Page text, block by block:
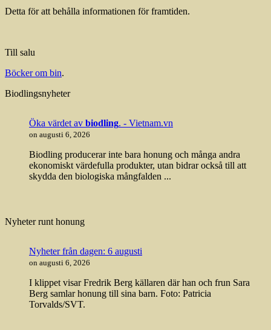
Detta för att behålla informationen för framtiden.
Till salu
Böcker om bin.
Biodlingsnyheter
Öka värdet av biodling. - Vietnam.vn
on augusti 6, 2026
Biodling producerar inte bara honung och många andra
ekonomiskt värdefulla produkter, utan bidrar också till att
skydda den biologiska mångfalden ...
Nyheter runt honung
Nyheter från dagen: 6 augusti
on augusti 6, 2026
I klippet visar Fredrik Berg källaren där han och frun Sara
Berg samlar honung till sina barn. Foto: Patricia
Torvalds/SVT.